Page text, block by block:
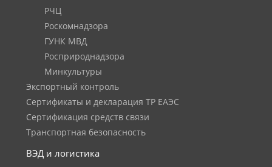
РЧЦ
Роскомнадзора
ГУНК МВД
Росприроднадзора
Минкультуры
Экспортный контроль
Сертификаты и декларация ТР ЕАЭС
Сертификация средств связи
Транспортная безопасность
ВЭД и логистика